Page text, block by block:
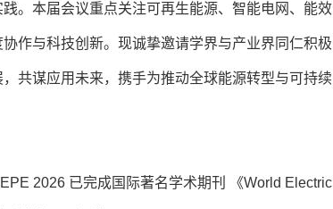
。本届会议重点关注可再生能源、智能电网、能效
作与科技创新。现诚挚邀请学界与产业界同仁积极
共谋应用未来，携手为推动全球能源转型与可持续
2026 已完成国际著名学术期刊 《World Electric